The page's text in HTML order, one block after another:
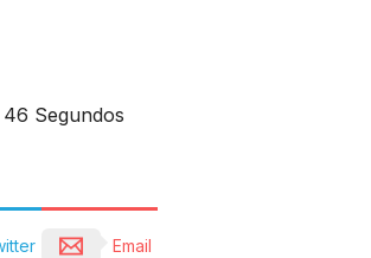
Segundos
Email